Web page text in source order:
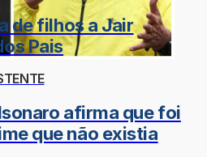
de filhos a Jair
Pais
afirma que foi
que não existia